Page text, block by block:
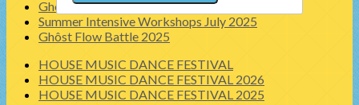
Ghôst Flow immersion 2026
Summer Intensive Workshops July 2025
Ghôst Flow Battle 2025
HOUSE MUSIC DANCE FESTIVAL
HOUSE MUSIC DANCE FESTIVAL 2026
HOUSE MUSIC DANCE FESTIVAL 2025